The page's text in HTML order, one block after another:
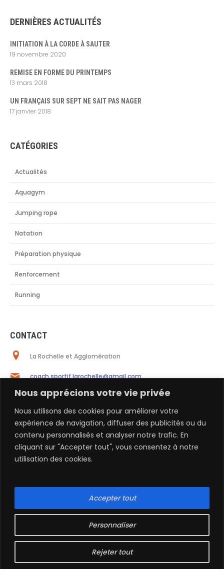
Nous apprécions votre vie privée
Nous utilisons des cookies pour améliorer votre
expérience de navigation, diffuser des publicités ou du
contenu personnalisés et analyser notre trafic. En
cliquant sur "Accepter tout", vous consentez à notre
utilisation des cookies.
Personnaliser
Rejeter tout
Accepter tout
DERNIÈRES ACTUALITÉS
INITIATION À LA CORDE À SAUTER
19 novembre 2020
REMISE EN FORME DU PRINTEMPS
13 mars 2018
UN FRANÇAIS SUR SEPT NE SAIT PAS NAGER
17 janvier 2018
CATÉGORIES
Actualités
Aquagym
Jumping rope
Natation
Préparation physique
Renforcement
Running
CONTACT
La Rochelle et Agglomération
coach.sportif.larochelle@gmail.com
06 68 32 23 11
RéalisationAgence web DOKiMEDIA®
Ali Coach Sportif © 2023. Tous droits réservés.